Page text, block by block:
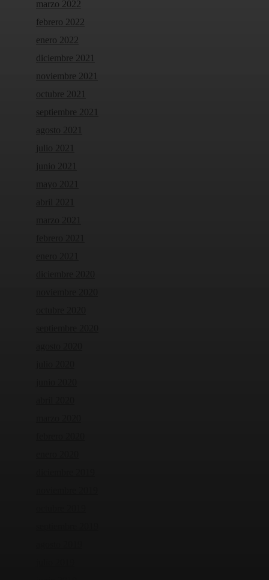
marzo 2022
febrero 2022
enero 2022
diciembre 2021
noviembre 2021
octubre 2021
septiembre 2021
agosto 2021
julio 2021